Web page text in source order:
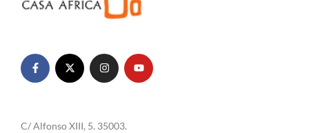
C/ Alfonso XIII, 5. 35003.